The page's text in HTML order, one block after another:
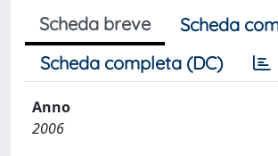
Scheda breve
Scheda
Scheda completa (DC)
Anno
2006